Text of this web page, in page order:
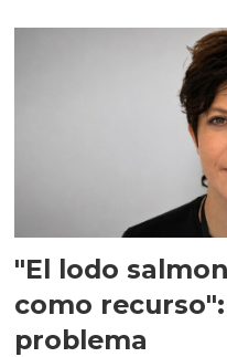
"El lodo
como
problema